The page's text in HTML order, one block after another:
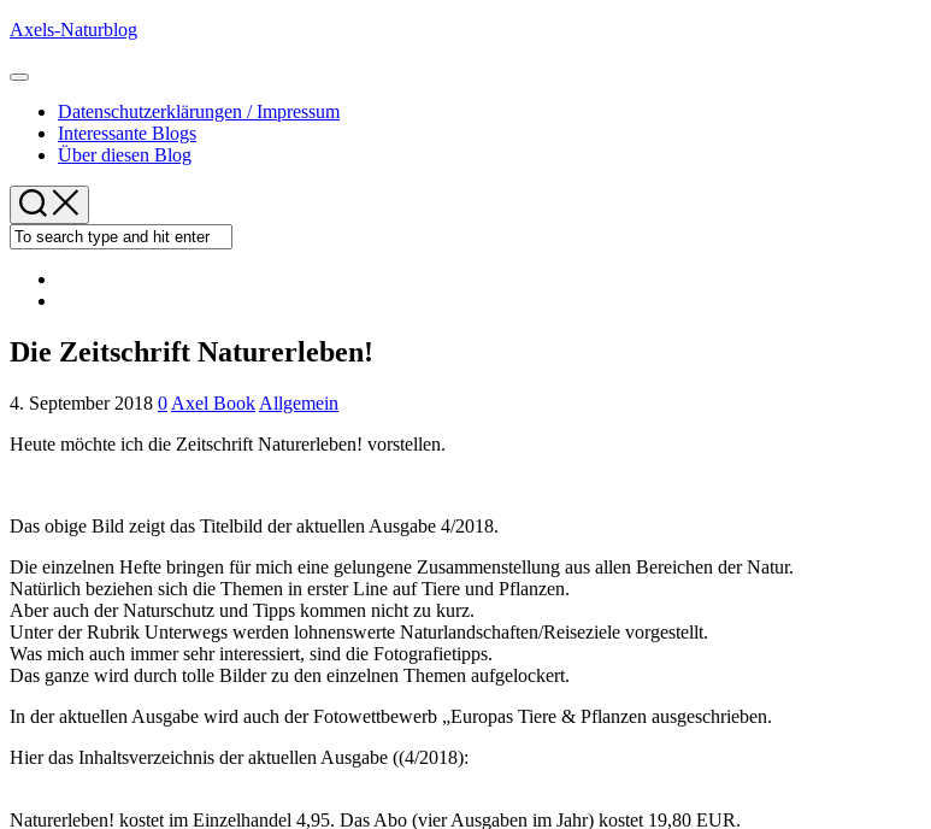
Skip
content
Axels-Naturblog
Expand
Datenschutzerklärungen / Impressum
Interessante Blogs
Über diesen Blog
Die Zeitschrift Naturerleben!
4. September 2018 0 Axel Book Allgemein
Heute möchte ich die Zeitschrift Naturerleben! vorstellen.
Das obige Bild zeigt das Titelbild der aktuellen Ausgabe 4/2018.
Die einzelnen Hefte bringen für mich eine gelungene Zusammenstellung aus allen Bereichen der Natur.
Natürlich beziehen sich die Themen in erster Line auf Tiere und Pflanzen.
Aber auch der Naturschutz und Tipps kommen nicht zu kurz.
Unter der Rubrik Unterwegs werden lohnenswerte Naturlandschaften/Reiseziele vorgestellt.
Was mich auch immer sehr interessiert, sind die Fotografietipps.
Das ganze wird durch tolle Bilder zu den einzelnen Themen aufgelockert.
In der aktuellen Ausgabe wird auch der Fotowettbewerb „Europas Tiere & Pflanzen ausgeschrieben.
Hier das Inhaltsverzeichnis der aktuellen Ausgabe ((4/2018):
Naturerleben! kostet im Einzelhandel 4,95. Das Abo (vier Ausgaben im Jahr) kostet 19,80 EUR.